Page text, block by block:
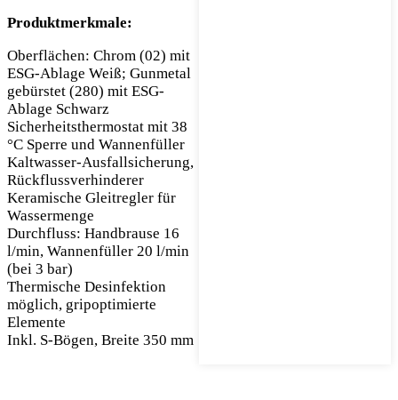
Produktmerkmale:
Oberflächen: Chrom (02) mit
ESG-Ablage Weiß; Gunmetal
gebürstet (280) mit ESG-
Ablage Schwarz
Sicherheitsthermostat mit 38
°C Sperre und Wannenfüller
Kaltwasser-Ausfallsicherung,
Rückflussverhinderer
Keramische Gleitregler für
Wassermenge
Durchfluss: Handbrause 16
l/min, Wannenfüller 20 l/min
(bei 3 bar)
Thermische Desinfektion
möglich, gripoptimierte
Elemente
Inkl. S-Bögen, Breite 350 mm